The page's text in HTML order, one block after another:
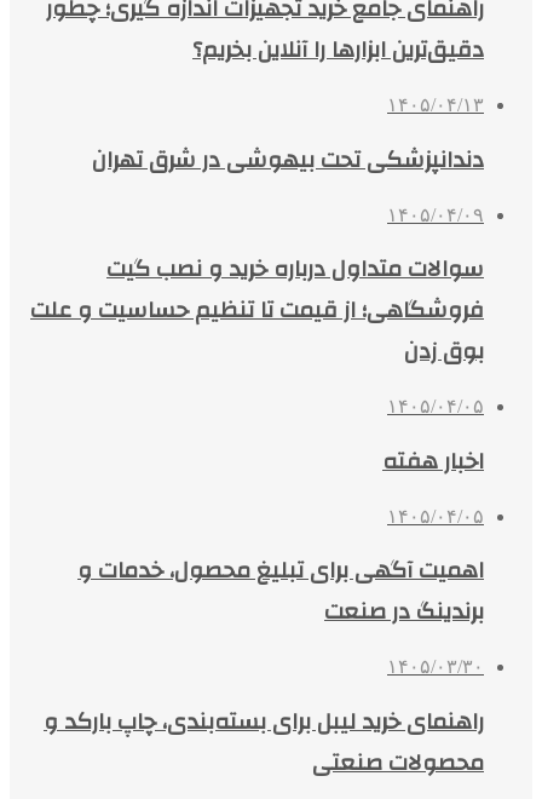
راهنمای جامع خرید تجهیزات اندازه گیری؛ چطور
دقیق‌ترین ابزارها را آنلاین بخریم؟
۱۴۰۵/۰۴/۱۳
دندانپزشکی تحت بیهوشی در شرق تهران
۱۴۰۵/۰۴/۰۹
سوالات متداول درباره خرید و نصب گیت
فروشگاهی؛ از قیمت تا تنظیم حساسیت و علت
بوق زدن
۱۴۰۵/۰۴/۰۵
اخبار هفته
۱۴۰۵/۰۴/۰۵
اهمیت آگهی برای تبلیغ محصول، خدمات و
برندینگ در صنعت
۱۴۰۵/۰۳/۳۰
راهنمای خرید لیبل برای بسته‌بندی، چاپ بارکد و
محصولات صنعتی